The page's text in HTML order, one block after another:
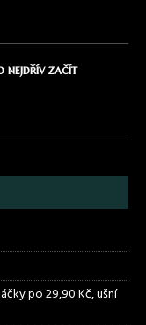
nejdřív začít
po 29,90 Kč, ušní